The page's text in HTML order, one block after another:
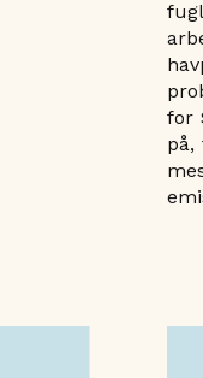
for
på,